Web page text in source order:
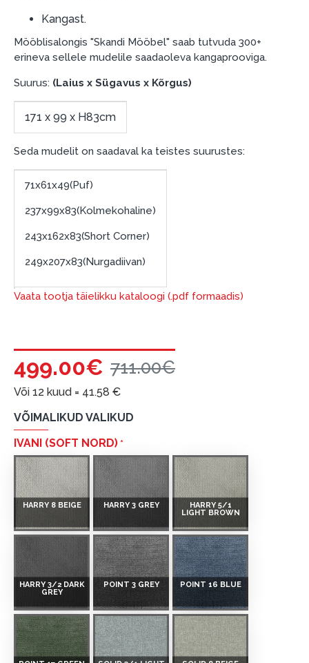
Enne krediidi vormistamist palun tutvuge
garantii ja tagastamise tingimustega.
Laenake vastutustundlikult! Enne laenamist
palun hinnake oma finantsvõimalusi.
Kangast.
Mööblisalongis "Skandi Mööbel" saab tutvuda 300+
erineva sellele mudelile saadaoleva kangaprooviga.
Suurus: (Laius x Sügavus x Kõrgus)
171 x 99 x H83cm
Seda mudelit on saadaval ka teistes suurustes:
71x61x49(Puf)
237x99x83(Kolmekohaline)
243x162x83(Short Corner)
249x207x83(Nurgadiivan)
Vaata tootja täielikku kataloogi (.pdf formaadis)
499.00€ 711.00€
Või 12 kuud = 41.58 €
VÕIMALIKUD VALIKUD
IVANI (SOFT NORD)
HARRY 8 BEIGE HARRY 3 GREY
HARRY 5/1
LIGHT BROWN
HARRY 3/2 DARK
GREY
POINT 3 GREY POINT 16 BLUE